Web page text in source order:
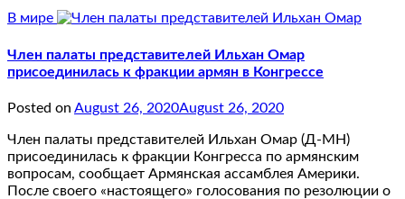
В мире
Член палаты представителей Ильхан Омар
присоединилась к фракции армян в Конгрессе
Posted on August 26, 2020August 26, 2020
Член палаты представителей Ильхан Омар (Д-МН)
присоединилась к фракции Конгресса по армянским
вопросам, сообщает Армянская ассамблея Америки.
После своего «настоящего» голосования по резолюции о